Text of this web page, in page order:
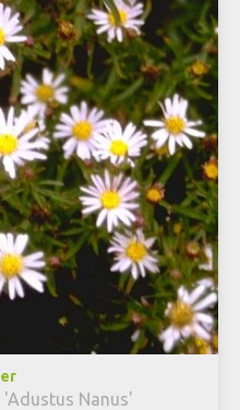
Nanus'